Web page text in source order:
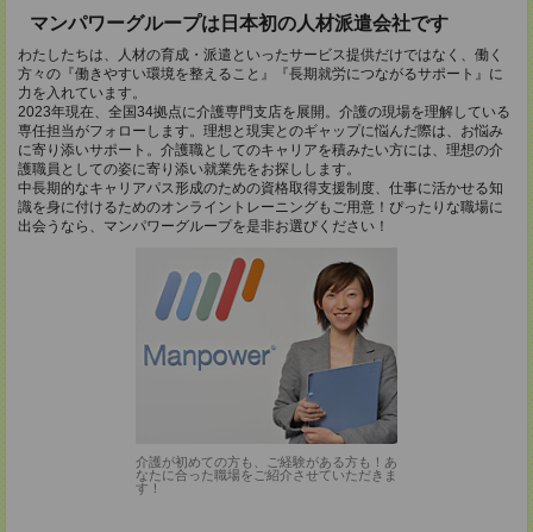
マンパワーグループは日本初の人材派遣会社です
わたしたちは、人材の育成・派遣といったサービス提供だけではなく、働く
方々の『働きやすい環境を整えること』『長期就労につながるサポート』に
力を入れています。
2023年現在、全国34拠点に介護専門支店を展開。介護の現場を理解している
専任担当がフォローします。理想と現実とのギャップに悩んだ際は、お悩み
に寄り添いサポート。介護職としてのキャリアを積みたい方には、理想の介
護職員としての姿に寄り添い就業先をお探しします。
中長期的なキャリアパス形成のための資格取得支援制度、仕事に活かせる知
識を身に付けるためのオンライントレーニングもご用意！ぴったりな職場に
出会うなら、マンパワーグループを是非お選びください！
介護が初めての方も、ご経験がある方も！あ
なたに合った職場をご紹介させていただきま
す！